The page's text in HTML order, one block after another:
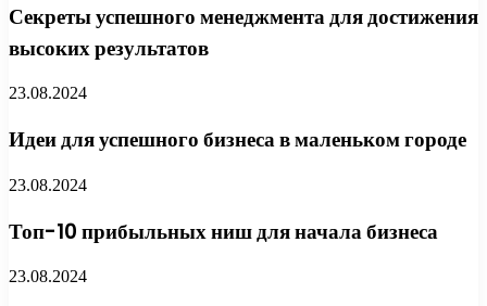
Секреты успешного менеджмента для достижения
высоких результатов
23.08.2024
Идеи для успешного бизнеса в маленьком городе
23.08.2024
Топ-10 прибыльных ниш для начала бизнеса
23.08.2024